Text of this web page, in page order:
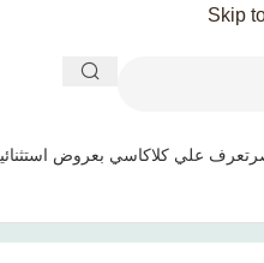
Skip
تعرف علي كلاكاسي بعروض